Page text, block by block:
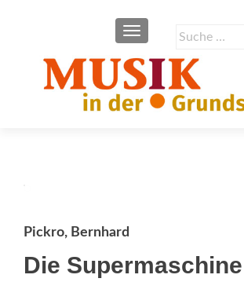
Suche
SCHALTE NAVIGATION
Pickro, Bernhard
Die Supermaschine